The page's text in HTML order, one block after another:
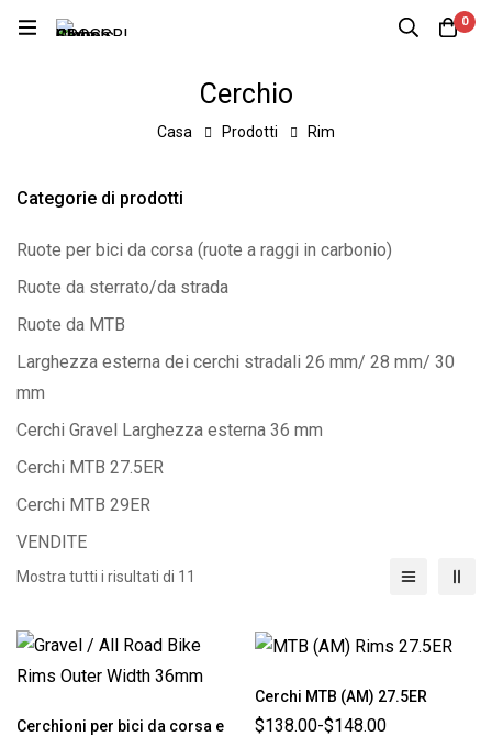
0
Cerchio
Casa Prodotti Rim
Categorie di prodotti
Ruote per bici da corsa (ruote a raggi in carbonio)
Ruote da sterrato/da strada
Ruote da MTB
Larghezza esterna dei cerchi stradali 26 mm/ 28 mm/ 30
mm
Cerchi Gravel Larghezza esterna 36 mm
Cerchi MTB 27.5ER
Cerchi MTB 29ER
VENDITE
Mostra tutti i risultati di 11
Cerchioni per bici da corsa e
Cerchi MTB (AM) 27.5ER
$138.00-$148.00